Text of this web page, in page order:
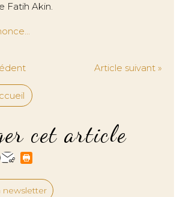
Fatih Akin.
Article suivant »
cet article
newsletter